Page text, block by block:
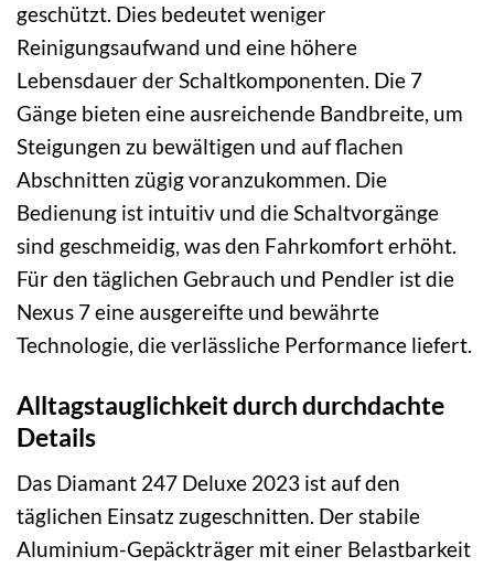
geschützt. Dies bedeutet weniger
Reinigungsaufwand und eine höhere
Lebensdauer der Schaltkomponenten. Die 7
Gänge bieten eine ausreichende Bandbreite, um
Steigungen zu bewältigen und auf flachen
Abschnitten zügig voranzukommen. Die
Bedienung ist intuitiv und die Schaltvorgänge
sind geschmeidig, was den Fahrkomfort erhöht.
Für den täglichen Gebrauch und Pendler ist die
Nexus 7 eine ausgereifte und bewährte
Technologie, die verlässliche Performance liefert.
Alltagstauglichkeit durch durchdachte
Details
Das Diamant 247 Deluxe 2023 ist auf den
täglichen Einsatz zugeschnitten. Der stabile
Aluminium-Gepäckträger mit einer Belastbarkeit